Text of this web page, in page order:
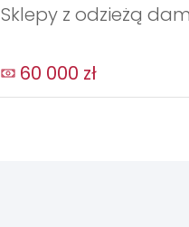
Sklepy z odzieżą
60 000 zł